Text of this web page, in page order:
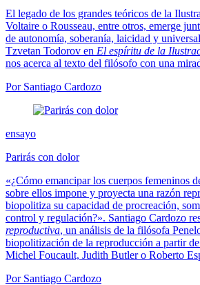
El legado de los grandes teóricos de la
Voltaire o Rousseau, entre otros, emerge
de autonomía, soberanía, laicidad y
Tzvetan Todorov en El espíritu de la
nos acerca al texto del filósofo con una
Por Santiago Cardozo
ensayo
Parirás con dolor
«¿Cómo emancipar los cuerpos femeninos
sobre ellos impone y proyecta una razón
biopolitiza su capacidad de procreación,
control y regulación?». Santiago Cardozo
reproductiva, un análisis de la filósofa
biopolitización de la reproducción a partir
Michel Foucault, Judith Butler o Roberto
Por Santiago Cardozo